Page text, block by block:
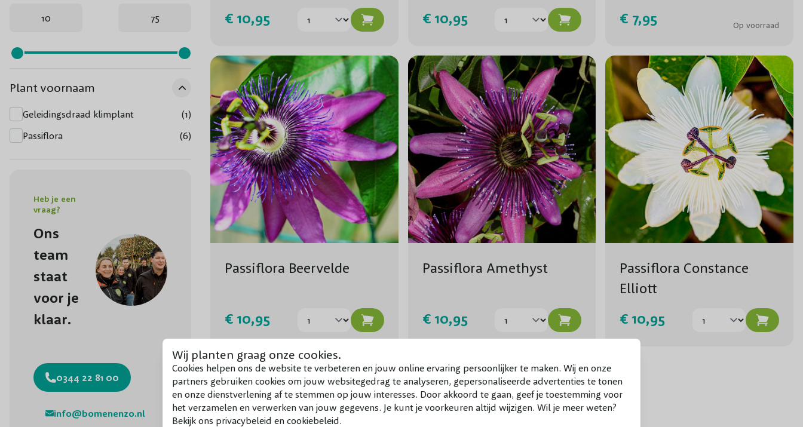
Wij planten graag onze cookies.
Cookies helpen ons de website te verbeteren en jouw online ervaring persoonlijker te maken. Wij en onze
partners gebruiken cookies om jouw websitegedrag te analyseren, gepersonaliseerde advertenties te tonen
en onze dienstverlening af te stemmen op jouw interesses. Door akkoord te gaan, geef je toestemming voor
het verzamelen en verwerken van jouw gegevens. Je kunt je voorkeuren altijd wijzigen. Wil je meer weten?
Bekijk ons privacybeleid en cookiebeleid.
Plant voornaam
Geleidingsdraad klimplant
(1)
Passiflora
(6)
Heb je een
vraag?
Ons
team
staat
voor je
klaar.
0344 22 81 00
info@bomenenzo.nl
€ 10,95 € 10,95 € 7,95 Op voorraad
Passiflora Beervelde
€ 10,95
Passiflora Amethyst
€ 10,95
Passiflora Constance
Elliott
€ 10,95